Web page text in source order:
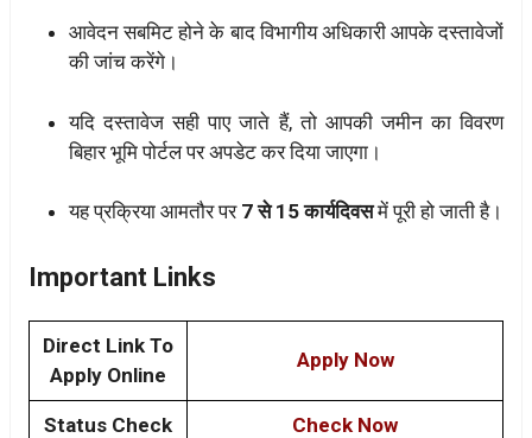
आवेदन सबमिट होने के बाद विभागीय अधिकारी आपके दस्तावेजों
की जांच करेंगे।
यदि दस्तावेज सही पाए जाते हैं, तो आपकी जमीन का विवरण
बिहार भूमि पोर्टल पर अपडेट कर दिया जाएगा।
यह प्रक्रिया आमतौर पर 7 से 15 कार्यदिवसमें पूरी हो जाती है।
Important Links
Direct Link To
Apply Online
Apply Now
Status Check Check Now